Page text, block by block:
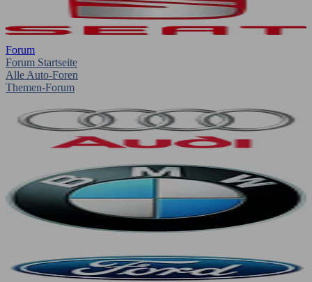
Forum
Forum Startseite
Alle Auto-Foren
Themen-Forum